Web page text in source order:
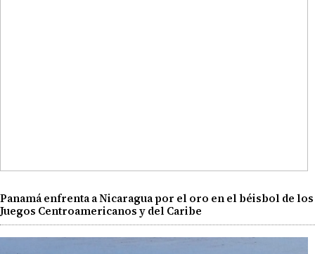
Panamá enfrenta a Nicaragua por el oro en el béisbol de los
Juegos Centroamericanos y del Caribe